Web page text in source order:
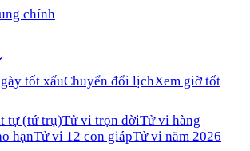
chính
tốt xấuChuyển đổi lịchXem giờ tốt
tự (tứ trụ)Tử vi trọn đờiTử vi hàng
hạnTử vi 12 con giápTử vi năm 2026